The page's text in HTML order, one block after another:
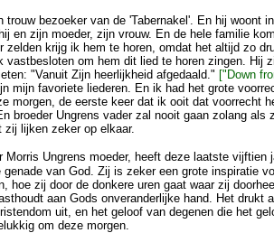
trouw bezoeker van de 'Tabernakel'. En hij woont in
en zijn moeder, zijn vrouw. En de hele familie
zelden krijg ik hem te horen, omdat het altijd zo
vastbesloten om hem dit lied te horen zingen. Hij
"Vanuit Zijn heerlijkheid afgedaald." ["Down
mijn favoriete liederen. En ik had het grote
morgen, de eerste keer dat ik ooit dat voorrecht
broeder Ungrens vader zal nooit gaan zolang als
lijken zeker op elkaar.
Morris Ungrens moeder, heeft deze laatste vijftien
van God. Zij is zeker een grote inspiratie
hoe zij door de donkere uren gaat waar zij
aan Gods onveranderlijke hand. Het drukt
uit, en het geloof van degenen die het
om deze morgen.